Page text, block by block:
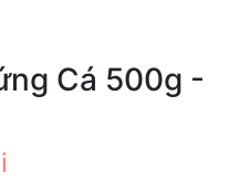
Cá 500g -